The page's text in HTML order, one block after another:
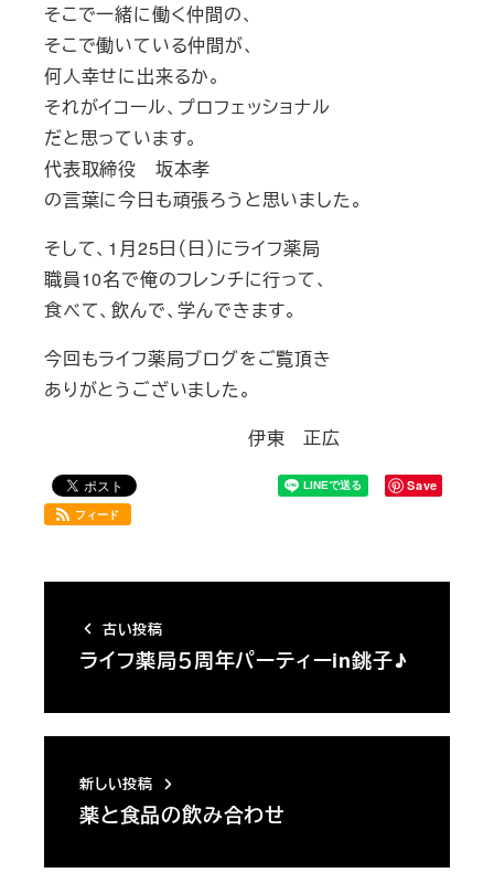
そこで一緒に働く仲間の、
そこで働いている仲間が、
何人幸せに出来るか。
それがイコール、プロフェッショナル
だと思っています。
代表取締役 坂本孝
の言葉に今日も頑張ろうと思いました。
そして、1月25日（日）にライフ薬局
職員10名で俺のフレンチに行って、
食べて、飲んで、学んできます。
今回もライフ薬局ブログをご覧頂き
ありがとうございました。
伊東 正広
Save
フィード
古い投稿
ライフ薬局５周年パーティーin銚子♪
新しい投稿
薬と食品の飲み合わせ